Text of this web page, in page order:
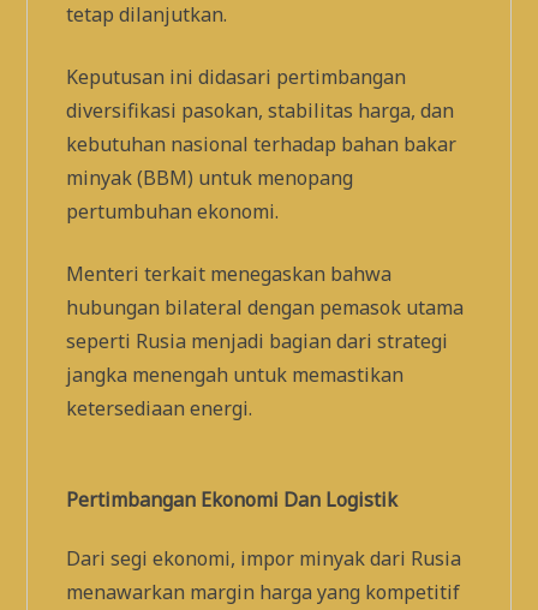
tetap dilanjutkan.
Keputusan ini didasari pertimbangan
diversifikasi pasokan, stabilitas harga, dan
kebutuhan nasional terhadap bahan bakar
minyak (BBM) untuk menopang
pertumbuhan ekonomi.
Menteri terkait menegaskan bahwa
hubungan bilateral dengan pemasok utama
seperti Rusia menjadi bagian dari strategi
jangka menengah untuk memastikan
ketersediaan energi.
Pertimbangan Ekonomi Dan Logistik
Dari segi ekonomi, impor minyak dari Rusia
menawarkan margin harga yang kompetitif